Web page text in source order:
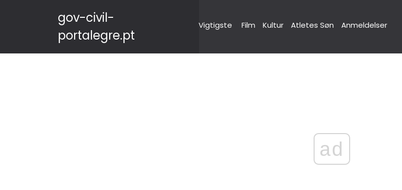
gov-civil-
portalegre.pt
Vigtigste Film Kultur Atletes Søn Anmeldelser
ad